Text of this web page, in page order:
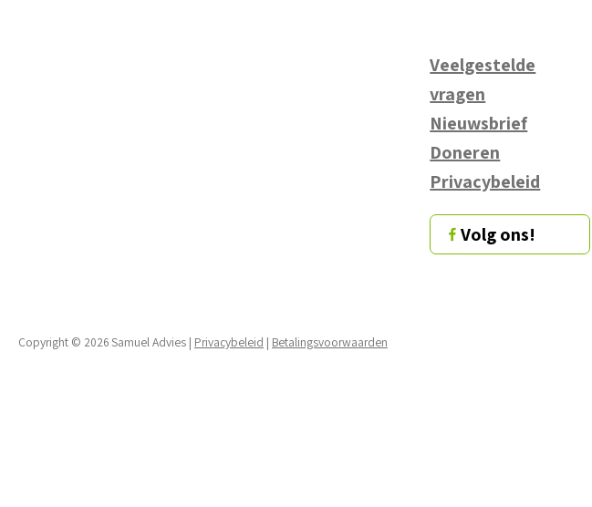
Veelgestelde
vragen
Nieuwsbrief
Doneren
Privacybeleid
Volg ons!
Copyright © 2026 Samuel Advies | Privacybeleid | Betalingsvoorwaarden